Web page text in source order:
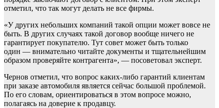
отметил, что так могут делать не все фирмы.
«У других небольших компаний такой опции может вовсе не
быть. В других случаях такой договор вообще ничего не
гарантирует покупателю. Тут совет может быть только
один — внимательно читайте документы и тщательнейшим
образом проверяйте контрагента», — посоветовал эксперт.
Чернов отметил, что вопрос каких-либо гарантий клиентам
при заказе автомобиля является сейчас большой проблемой.
По его словам, ориентироваться в этом вопросе можно,
полагаясь на доверие к продавцу.